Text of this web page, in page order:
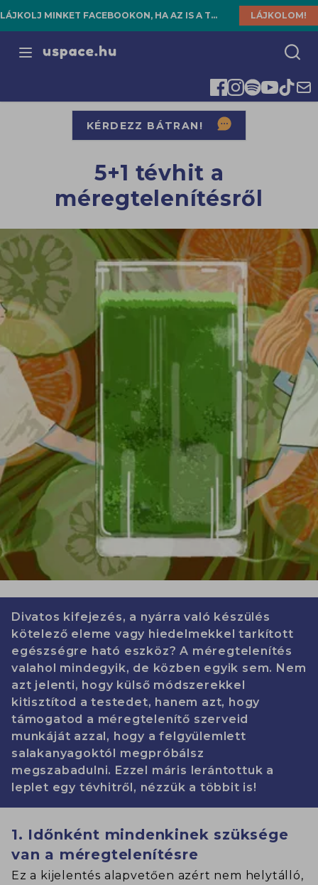
LÁJKOLJ MINKET FACEBOOKON, HA AZ IS A TE HELYED! LÁJKOLOM!
Open menu
KÉRDEZZ BÁTRAN!
5+1 tévhit a
méregtelenítésről
Divatos kifejezés, a nyárra való készülés
kötelező eleme vagy hiedelmekkel tarkított
egészségre ható eszköz? A méregtelenítés
valahol mindegyik, de közben egyik sem. Nem
azt jelenti, hogy külső módszerekkel
kitisztítod a testedet, hanem azt, hogy
támogatod a méregtelenítő szerveid
munkáját azzal, hogy a felgyülemlett
salakanyagoktól megpróbálsz
megszabadulni. Ezzel máris lerántottuk a
leplet egy tévhitről, nézzük a többit is!
1. Időnként mindenkinek szüksége
van a méregtelenítésre
Ez a kijelentés alapvetően azért nem helytálló,